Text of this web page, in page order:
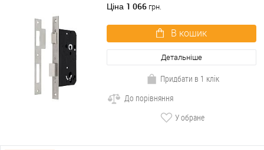
Ціна 1 066 грн.
В кошик
Детальніше
Придбати в 1 клік
До порівняння
У обране